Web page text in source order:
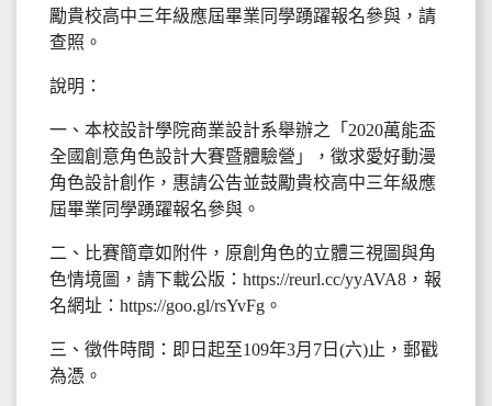
勵貴校高中三年級應屆畢業同學踴躍報名參與，請
查照。
說明：
一、本校設計學院商業設計系舉辦之「2020萬能盃
全國創意角色設計大賽暨體驗營」，徵求愛好動漫
角色設計創作，惠請公告並鼓勵貴校高中三年級應
屆畢業同學踴躍報名參與。
二、比賽簡章如附件，原創角色的立體三視圖與角
色情境圖，請下載公版：https://reurl.cc/yyAVA8，報
名網址：https://goo.gl/rsYvFg。
三、徵件時間：即日起至109年3月7日(六)止，郵戳
為憑。